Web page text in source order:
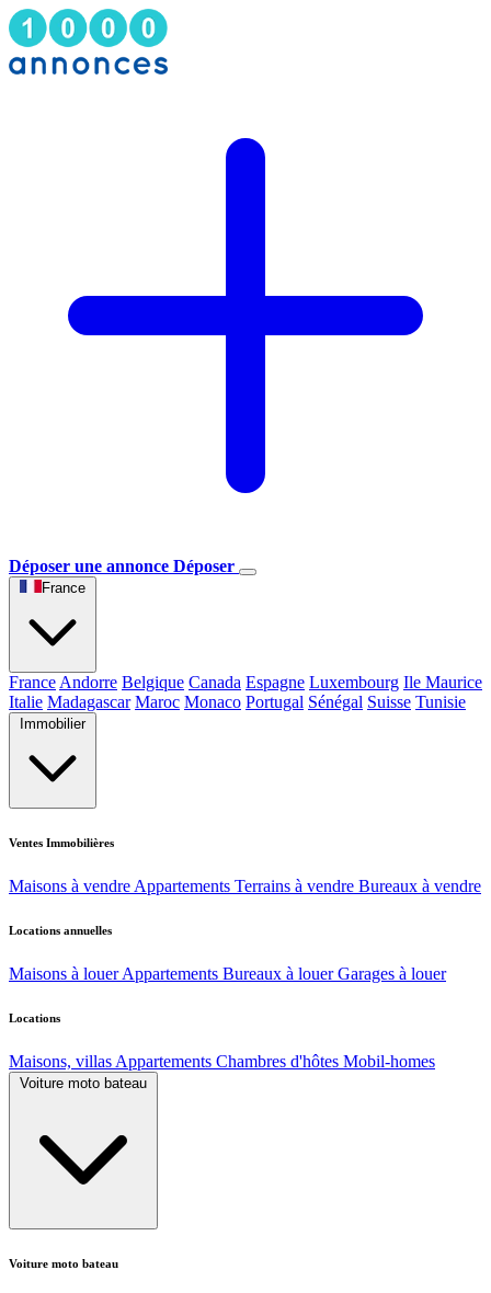
Déposer une annonce Déposer
France
France Andorre Belgique Canada Espagne Luxembourg Ile Maurice
Italie Madagascar Maroc Monaco Portugal Sénégal Suisse Tunisie
Immobilier
Ventes Immobilières
Maisons à vendre Appartements Terrains à vendre Bureaux à vendre
Locations annuelles
Maisons à louer Appartements Bureaux à louer Garages à louer
Locations
Maisons, villas Appartements Chambres d'hôtes Mobil-homes
Voiture moto bateau
Voiture moto bateau